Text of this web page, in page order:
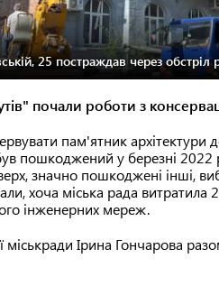
25 постраждав через обстріл
почали роботи з
пам'ятник архітектури
пошкоджений у березні 2022
значно пошкоджені інші,
хоча міська рада витратила
інженерних мереж.
міськради Ірина Гончарова